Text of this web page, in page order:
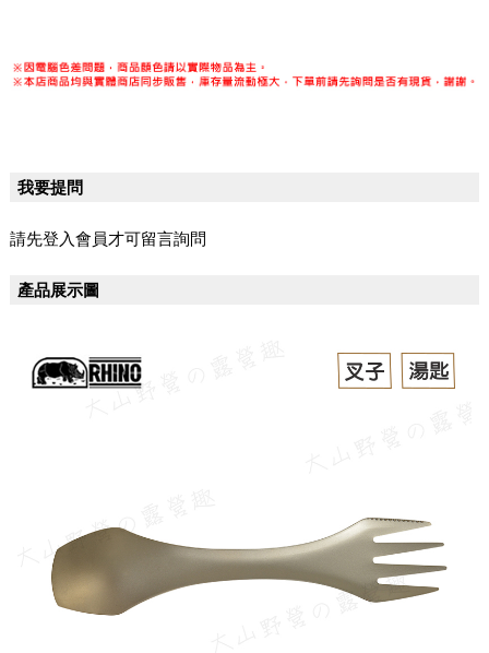
我要提問
請先登入會員才可留言詢問
產品展示圖